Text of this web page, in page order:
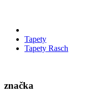
Tapety
Tapety Rasch
značka